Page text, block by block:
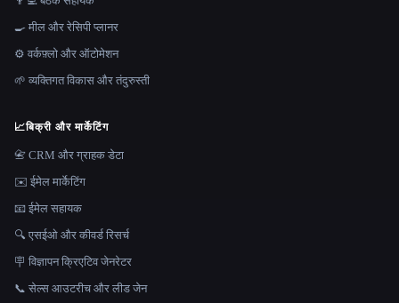
🍳 मील और रेसिपी प्लानर
⚙️ वर्कफ़्लो और ऑटोमेशन
🌱 व्यक्तिगत विकास और तंदुरुस्ती
📈बिक्री और मार्केटिंग
📇 CRM और ग्राहक डेटा
✉️ ईमेल मार्केटिंग
📧 ईमेल सहायक
🔍 एसईओ और कीवर्ड रिसर्च
🪧 विज्ञापन क्रिएटिव जेनरेटर
📞 सेल्स आउटरीच और लीड जेन